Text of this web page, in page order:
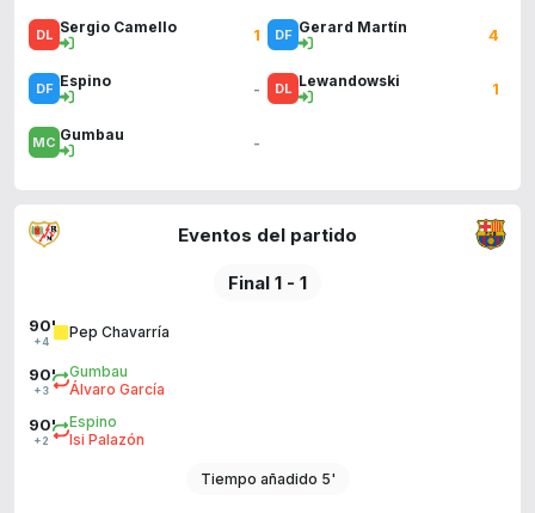
Sergio Camello 1
Espino -
Gumbau -
Gerard Martín 4
Lewandowski 1
Eventos del partido
Final 1 - 1
90'
+4
Pep Chavarría
90'
+3
Gumbau
Álvaro García
90'
+2
Espino
Isi Palazón
Tiempo añadido 5'